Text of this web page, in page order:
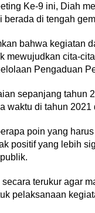
Ke-9 ini, Diah
berada di tengah
bahwa kegiatan
mewujudkan cita-
Pengaduan
sepanjang tahun
waktu di tahun 2021
poin yang
positif yang lebih
terukur agar
pelaksanaan